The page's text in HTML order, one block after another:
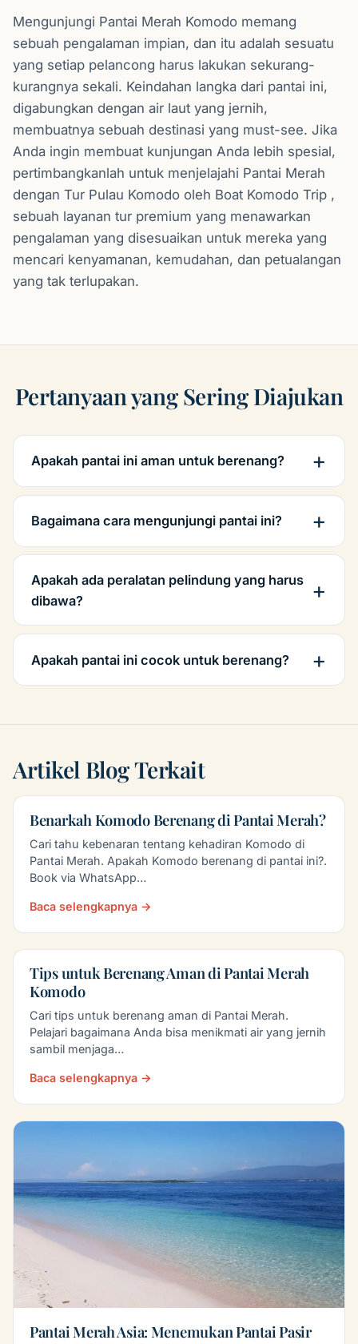
Mengunjungi Pantai Merah Komodo memang
sebuah pengalaman impian, dan itu adalah sesuatu
yang setiap pelancong harus lakukan sekurang-
kurangnya sekali. Keindahan langka dari pantai ini,
digabungkan dengan air laut yang jernih,
membuatnya sebuah destinasi yang must-see. Jika
Anda ingin membuat kunjungan Anda lebih spesial,
pertimbangkanlah untuk menjelajahi Pantai Merah
dengan Tur Pulau Komodo oleh Boat Komodo Trip ,
sebuah layanan tur premium yang menawarkan
pengalaman yang disesuaikan untuk mereka yang
mencari kenyamanan, kemudahan, dan petualangan
yang tak terlupakan.
Pertanyaan yang Sering Diajukan
Apakah pantai ini aman untuk berenang?
Bagaimana cara mengunjungi pantai ini?
Apakah ada peralatan pelindung yang harus
dibawa?
Apakah pantai ini cocok untuk berenang?
Artikel Blog Terkait
Benarkah Komodo Berenang di Pantai Merah?
Cari tahu kebenaran tentang kehadiran Komodo di
Pantai Merah. Apakah Komodo berenang di pantai ini?.
Book via WhatsApp…
Baca selengkapnya →
Tips untuk Berenang Aman di Pantai Merah
Komodo
Cari tips untuk berenang aman di Pantai Merah.
Pelajari bagaimana Anda bisa menikmati air yang jernih
sambil menjaga…
Baca selengkapnya →
Pantai Merah Asia: Menemukan Pantai Pasir